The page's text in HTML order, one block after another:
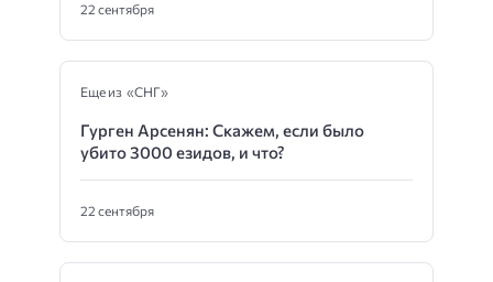
22 сентября
Еще из «СНГ»
Гурген Арсенян: Скажем, если было
убито 3000 езидов, и что?
22 сентября